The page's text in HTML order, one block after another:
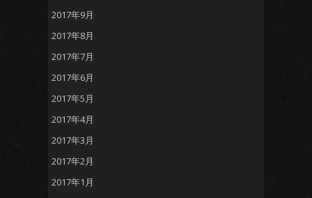
2017年9月
2017年8月
2017年7月
2017年6月
2017年5月
2017年4月
2017年3月
2017年2月
2017年1月